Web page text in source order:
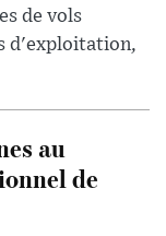
de vols
d'exploitation,
au
de